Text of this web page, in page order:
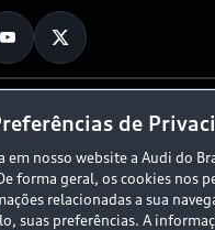
recarga
All Rights Reserved.
Código de
de Dados - LGPD
de
em nosso website a Audi do
forma geral, os cookies nos
relacionadas a sua
suas preferências. A